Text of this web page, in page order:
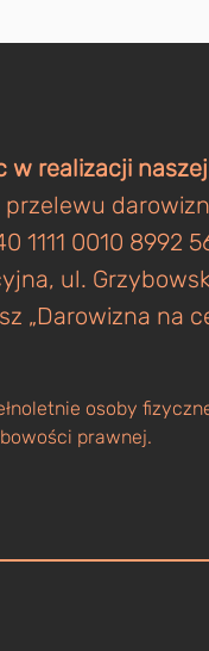
w realizacji
1111 0010 8992
ul.
„Darowizna na
osoby
prawnej.